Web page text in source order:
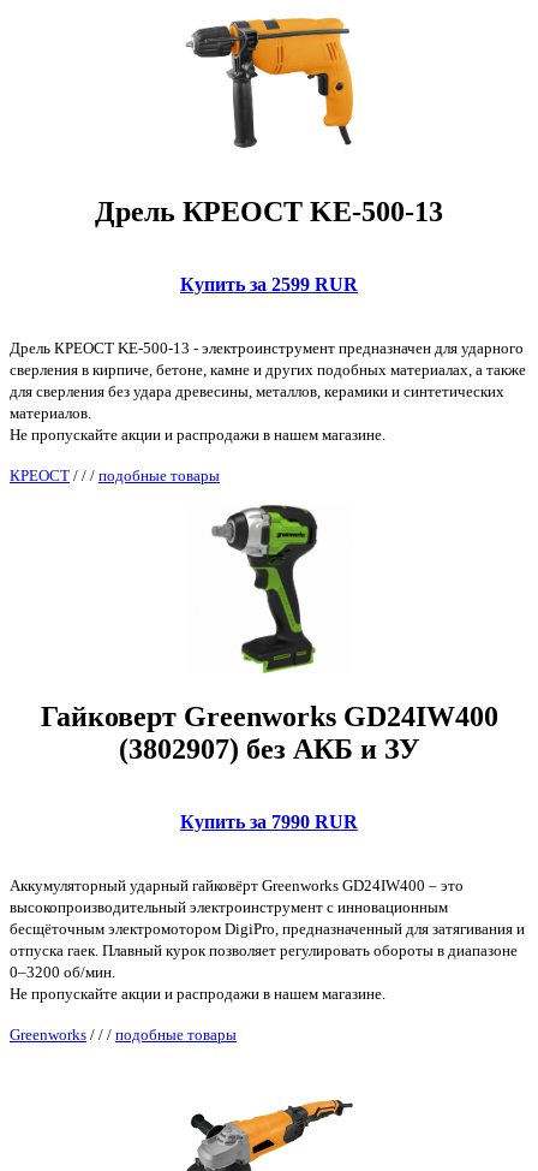
Дрель КРЕОСТ KE-500-13
Купить за 2599 RUR
Дрель КРЕОСТ KE-500-13 - электроинструмент предназначен для ударного
сверления в кирпиче, бетоне, камне и других подобных материалах, а также
для сверления без удара древесины, металлов, керамики и синтетических
материалов.
Не пропускайте акции и распродажи в нашем магазине.
КРЕОСТ / / / подобные товары
Гайковерт Greenworks GD24IW400
(3802907) без АКБ и ЗУ
Купить за 7990 RUR
Аккумуляторный ударный гайковёрт Greenworks GD24IW400 – это
высокопроизводительный электроинструмент c инновационным
бесщёточным электромотором DigiPro, предназначенный для затягивания и
отпуска гаек. Плавный курок позволяет регулировать обороты в диапазоне
0–3200 об/мин.
Не пропускайте акции и распродажи в нашем магазине.
Greenworks / / / подобные товары